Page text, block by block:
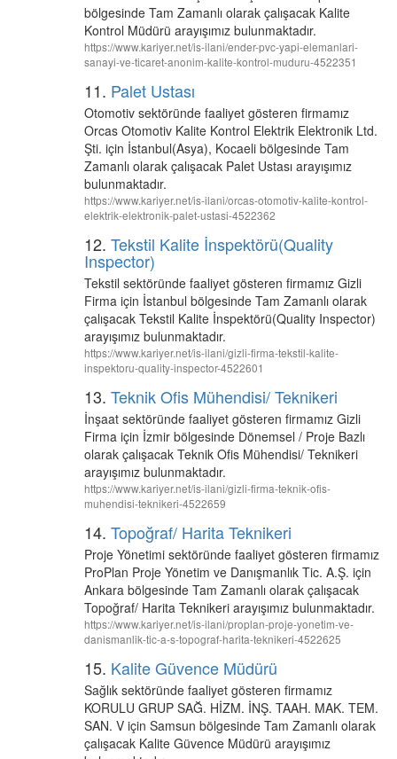
bölgesinde Tam Zamanlı olarak çalışacak Kalite
Kontrol Müdürü arayışımız bulunmaktadır.
https://www.kariyer.net/is-ilani/ender-pvc-yapi-elemanlari-
sanayi-ve-ticaret-anonim-kalite-kontrol-muduru-4522351
11. Palet Ustası
Otomotiv sektöründe faaliyet gösteren firmamız
Orcas Otomotiv Kalite Kontrol Elektrik Elektronik Ltd.
Şti. için İstanbul(Asya), Kocaeli bölgesinde Tam
Zamanlı olarak çalışacak Palet Ustası arayışımız
bulunmaktadır.
https://www.kariyer.net/is-ilani/orcas-otomotiv-kalite-kontrol-
elektrik-elektronik-palet-ustasi-4522362
12. Tekstil Kalite İnspektörü(Quality
Inspector)
Tekstil sektöründe faaliyet gösteren firmamız Gizli
Firma için İstanbul bölgesinde Tam Zamanlı olarak
çalışacak Tekstil Kalite İnspektörü(Quality Inspector)
arayışımız bulunmaktadır.
https://www.kariyer.net/is-ilani/gizli-firma-tekstil-kalite-
inspektoru-quality-inspector-4522601
13. Teknik Ofis Mühendisi/ Teknikeri
İnşaat sektöründe faaliyet gösteren firmamız Gizli
Firma için İzmir bölgesinde Dönemsel / Proje Bazlı
olarak çalışacak Teknik Ofis Mühendisi/ Teknikeri
arayışımız bulunmaktadır.
https://www.kariyer.net/is-ilani/gizli-firma-teknik-ofis-
muhendisi-teknikeri-4522659
14. Topoğraf/ Harita Teknikeri
Proje Yönetimi sektöründe faaliyet gösteren firmamız
ProPlan Proje Yönetim ve Danışmanlık Tic. A.Ş. için
Ankara bölgesinde Tam Zamanlı olarak çalışacak
Topoğraf/ Harita Teknikeri arayışımız bulunmaktadır.
https://www.kariyer.net/is-ilani/proplan-proje-yonetim-ve-
danismanlik-tic-a-s-topograf-harita-teknikeri-4522625
15. Kalite Güvence Müdürü
Sağlık sektöründe faaliyet gösteren firmamız
KORULU GRUP SAĞ. HİZM. İNŞ. TAAH. MAK. TEM.
SAN. V için Samsun bölgesinde Tam Zamanlı olarak
çalışacak Kalite Güvence Müdürü arayışımız